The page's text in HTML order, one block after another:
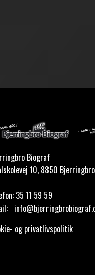
Biograf
10, 8850 Bjerringbro
35 11 59 59
og privatlivspolitik